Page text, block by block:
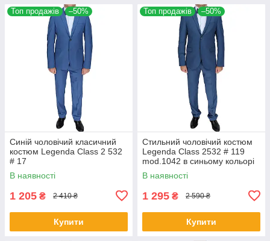
Топ продажів –50%
Синій чоловічий класичний
костюм Legenda Class 2 532
# 17
В наявності
1 205 ₴ 2 410 ₴
Купити
Топ продажів –50%
Стильний чоловічий костюм
Legenda Class 2532 # 119
mod.1042 в синьому кольорі
В наявності
1 295 ₴ 2 590 ₴
Купити